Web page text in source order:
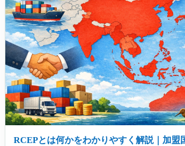
RCEPとは何かをわかりやすく解説｜加盟